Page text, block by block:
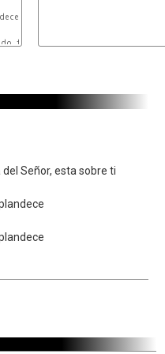
Ab
Resplandece
tu luz,
Señor, esta sobre ti